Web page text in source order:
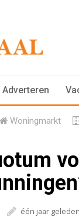
Adverteren
Woningmarkt
één jaar